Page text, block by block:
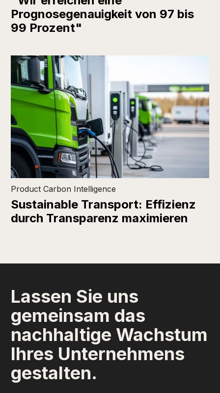
Prognosegenauigkeit von 97 bis
99 Prozent"
Product Carbon Intelligence
Sustainable Transport: Effizienz
durch Transparenz maximieren
Lassen Sie uns
gemeinsam das
nachhaltige Wachstum
Ihres Unternehmens
gestalten.